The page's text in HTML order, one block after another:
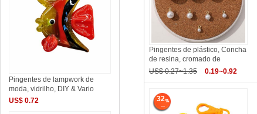
Pingentes de plástico, Concha
de resina, cromado de
US$ 0.27~1.35
0.19~0.92
32
Pingentes de lampwork de
moda, vidrilho, DIY & Vario
US$ 0.72